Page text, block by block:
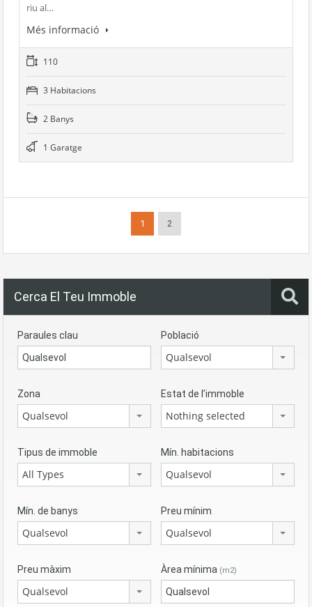
riu al…
Més informació
110
3 Habitacions
2 Banys
1 Garatge
1 2
Cerca El Teu Immoble
Paraules clau Població
Qualsevol
Zona
Qualsevol
Estat de l’immoble
Nothing selected
Tipus de immoble
All Types
Mín. habitacions
Qualsevol
Mín. de banys
Qualsevol
Preu mínim
Qualsevol
Preu màxim
Qualsevol
Àrea mínima (m2)